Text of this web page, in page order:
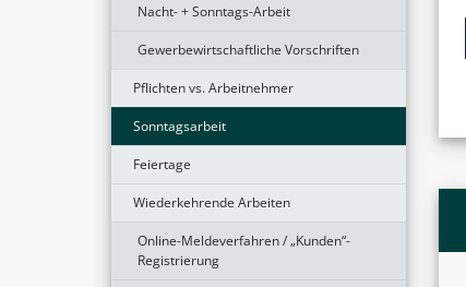
Nacht- + Sonntags-Arbeit
Gewerbewirtschaftliche Vorschriften
Pflichten vs. Arbeitnehmer
Sonntagsarbeit
Feiertage
Wiederkehrende Arbeiten
Online-Meldeverfahren / „Kunden“-
Registrierung